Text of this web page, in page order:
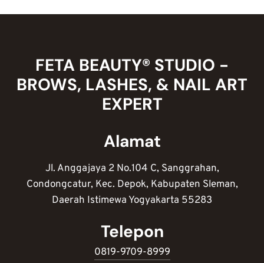
FETA BEAUTY® STUDIO -
BROWS, LASHES, & NAIL ART
EXPERT
Alamat
Jl. Anggajaya 2 No.104 C, Sanggrahan,
Condongcatur, Kec. Depok, Kabupaten Sleman,
Daerah Istimewa Yogyakarta 55283
Telepon
0819-9709-8999